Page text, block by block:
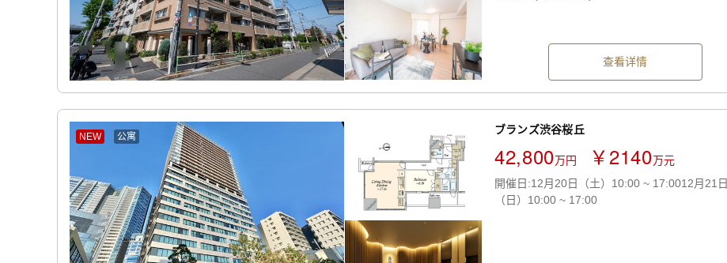
查看详情
NEW 公寓
ブランズ渋谷桜丘
42,800万円 ￥2140万元
開催日:12月20日（土）10:00 ~ 17:0012月21日
（日）10:00 ~ 17:00